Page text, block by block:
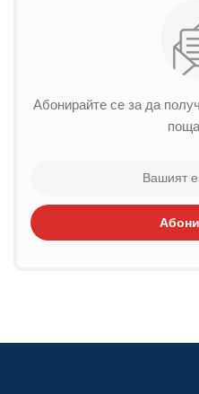
Абонирайте се за да